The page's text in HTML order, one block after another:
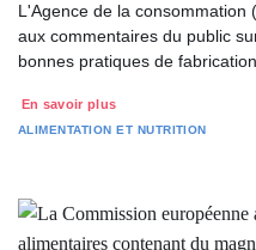
L'Agence de la
aux commentaires du public
bonnes pratiques de
En savoir plus
ALIMENTATION ET NUTRITION